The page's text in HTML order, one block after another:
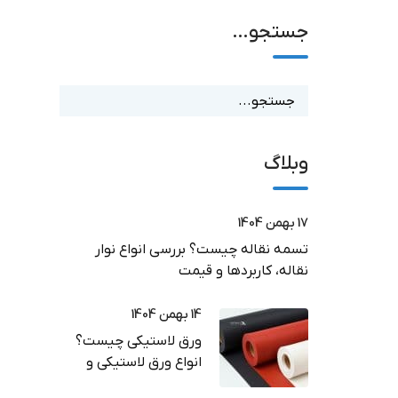
جستجو…
وبلاگ
17 بهمن 1404
تسمه نقاله چیست؟ بررسی انواع نوار
نقاله، کاربردها و قیمت
14 بهمن 1404
ورق لاستیکی چیست؟
انواع ورق لاستیکی و